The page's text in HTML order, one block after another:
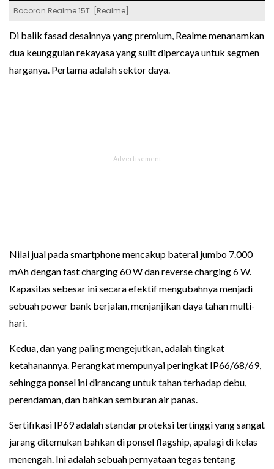
Bocoran Realme 15T. [Realme]
Di balik fasad desainnya yang premium, Realme menanamkan
dua keunggulan rekayasa yang sulit dipercaya untuk segmen
harganya. Pertama adalah sektor daya.
Nilai jual pada smartphone mencakup baterai jumbo 7.000
mAh dengan fast charging 60 W dan reverse charging 6 W.
Kapasitas sebesar ini secara efektif mengubahnya menjadi
sebuah power bank berjalan, menjanjikan daya tahan multi-
hari.
Kedua, dan yang paling mengejutkan, adalah tingkat
ketahanannya. Perangkat mempunyai peringkat IP66/68/69,
sehingga ponsel ini dirancang untuk tahan terhadap debu,
perendaman, dan bahkan semburan air panas.
Sertifikasi IP69 adalah standar proteksi tertinggi yang sangat
jarang ditemukan bahkan di ponsel flagship, apalagi di kelas
menengah. Ini adalah sebuah pernyataan tegas tentang